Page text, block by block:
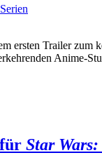
Serien
ersten Trailer
Star